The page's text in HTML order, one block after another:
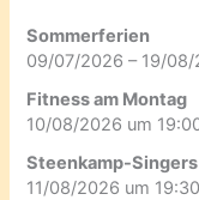
Sommerferien
09/07/2026 – 19/08/
Fitness am Montag
10/08/2026 um
Steenkamp-Singers
11/08/2026 um